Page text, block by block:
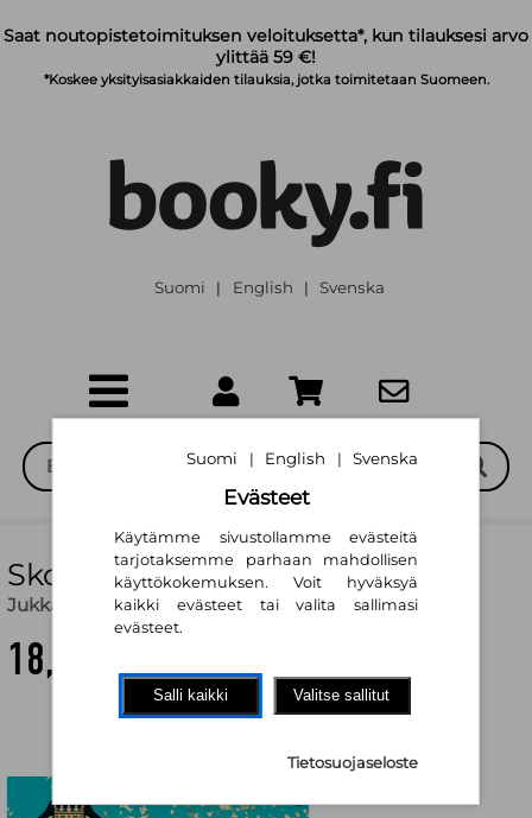
Saat noutopistetoimituksen veloituksetta*, kun tilauksesi arvo
ylittää 59 €!
*Koskee yksityisasiakkaiden tilauksia, jotka toimitetaan Suomeen.
Suomi | English | Svenska
Skorpionin isku
Jukka Behm
18,20 €
Suomi | English | Svenska
Evästeet
Käytämme sivustollamme evästeitä
tarjotaksemme parhaan mahdollisen
käyttökokemuksen. Voit hyväksyä
kaikki evästeet tai valita sallimasi
evästeet.
Salli kaikki Valitse sallitut
Tietosuojaseloste